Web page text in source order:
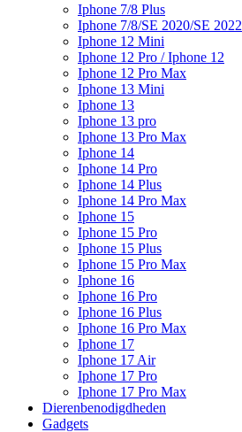
Iphone 7/8 Plus
Iphone 7/8/SE 2020/SE 2022
Iphone 12 Mini
Iphone 12 Pro / Iphone 12
Iphone 12 Pro Max
Iphone 13 Mini
Iphone 13
Iphone 13 pro
Iphone 13 Pro Max
Iphone 14
Iphone 14 Pro
Iphone 14 Plus
Iphone 14 Pro Max
Iphone 15
Iphone 15 Pro
Iphone 15 Plus
Iphone 15 Pro Max
Iphone 16
Iphone 16 Pro
Iphone 16 Plus
Iphone 16 Pro Max
Iphone 17
Iphone 17 Air
Iphone 17 Pro
Iphone 17 Pro Max
Dierenbenodigdheden
Gadgets